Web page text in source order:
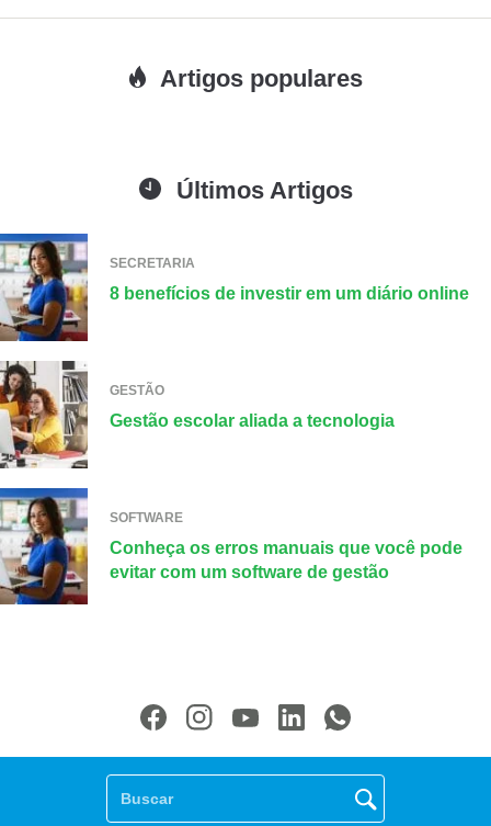
Artigos populares
Últimos Artigos
SECRETARIA
8 benefícios de investir em um diário online
GESTÃO
Gestão escolar aliada a tecnologia
SOFTWARE
Conheça os erros manuais que você pode
evitar com um software de gestão